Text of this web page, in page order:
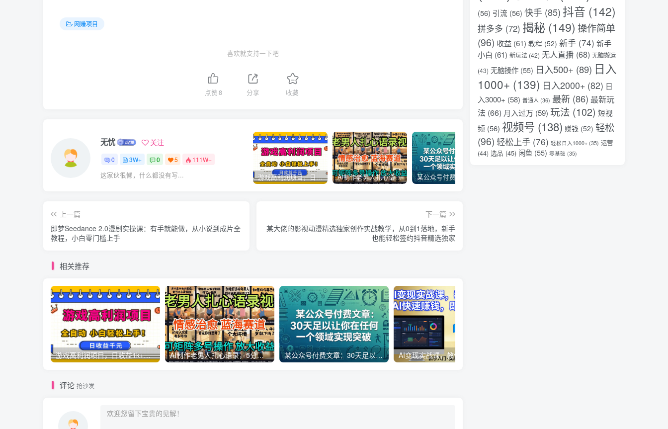
网赚项目
喜欢就支持一下吧
点赞8 分享 收藏
无忧 关注
0 3W+ 0 5 111W+
这家伙很懒，什么都没有写... 游戏高利润项目，日收益1k+，全自动，无需值守，解放双手，小白轻松上手【揭秘】 AI制作老男人扎心语录，5分钟一条，操作简单，流量非常大，保姆级教程
上一篇
即梦Seedance 2.0漫剧实操课：有手就能做，从小说到成片全
教程，小白零门槛上手
下一篇
某大佬的影视动漫精选独家创作实战教学，从0到1落地，新手
也能轻松签约抖音精选独家
相关推荐
游戏高利润项目，日收益1k+，全自动，无需值守，解放双手，小白轻松上手【揭秘】 AI制作老男人扎心语录，5分钟一条，操作简单，流量非常大，保姆级教程 某公众号付费文章：30天足以让你在任何一个领域实现突破
评论 抢沙发
(56) 引流 (56) 快手 (85) 抖音 (142)
拼多多 (72) 揭秘 (149) 操作简单
(96) 收益 (61) 教程 (52) 新手 (74) 新手
小白 (61) 新玩法 (42) 无人直播 (68) 无脑搬运
(43) 无脑操作 (55) 日入500+ (89) 日入
1000+ (139) 日入2000+ (82) 日
入3000+ (58) 普通人 (36) 最新 (86) 最新玩
法 (66) 月入过万 (59) 玩法 (102) 短视
频 (56) 视频号 (138) 赚钱 (52) 轻松
(96) 轻松上手 (76) 轻松日入1000+ (35) 运营
(44) 选品 (45) 闲鱼 (55) 零基础 (35)